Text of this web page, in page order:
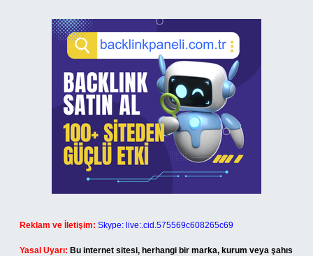
Reklam ve İletişim: Skype: live:.cid.575569c608265c69
Yasal Uyarı: Bu internet sitesi, herhangi bir marka, kurum veya şahıs